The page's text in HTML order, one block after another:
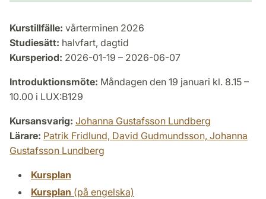
Kurstillfälle: vårterminen 2026
Studiesätt: halvfart, dagtid
Kursperiod: 2026-01-19 – 2026-06-07
Introduktionsmöte: Måndagen den 19 januari kl. 8.15 –
10.00 i LUX:B129
Kursansvarig: Johanna Gustafsson Lundberg
Lärare: Patrik Fridlund, David Gudmundsson, Johanna
Gustafsson Lundberg
Kursplan
Kursplan (på engelska)